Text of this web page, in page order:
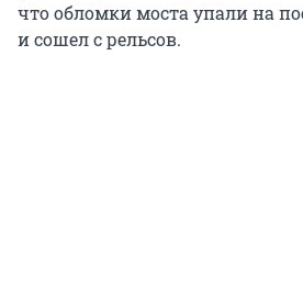
что обломки моста упали на
и сошел с рельсов.